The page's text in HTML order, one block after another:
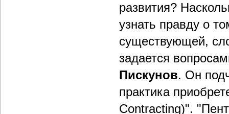
развития?
узнать правду о
существующей,
задается
Пискунов. Он
практика
Contracting)".